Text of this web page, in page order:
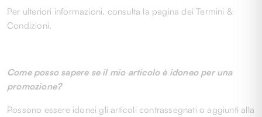
Per ulteriori informazioni, consulta la pagina dei Termini &
Condizioni.
Come posso sapere se il mio articolo è idoneo per una
promozione?
Possono essere idonei gli articoli contrassegnati o aggiunti alla